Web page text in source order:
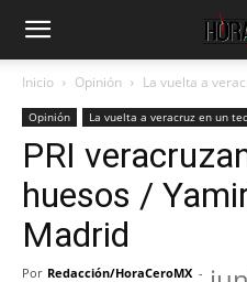
Inicio Opinión La vuelta a
Opinión La vuelta a veracruz en un
PRI
huesos /
Madrid
Por Redacción/HoraCeroMX -